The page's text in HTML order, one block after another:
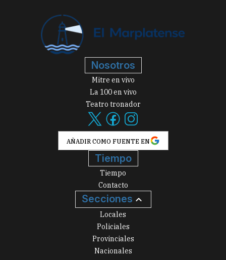
Nosotros
Mitre en vivo
La 100 en vivo
Teatro tronador
AÑADIR COMO FUENTE EN
Tiempo
Tiempo
Contacto
Secciones
Locales
Policiales
Provinciales
Nacionales